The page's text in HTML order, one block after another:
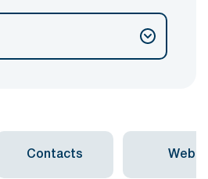
Contacts Web